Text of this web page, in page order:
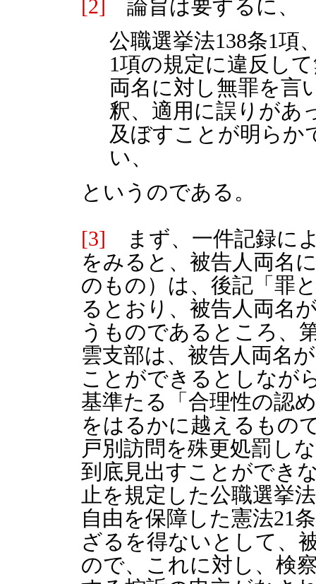
[2] 論旨は要するに、
公職選挙法138条1項
1項の規定に違反し
両名に対し無罪を言
釈、適用に誤りがあ
及ぼすことが明らか
い、
というのである。
[3] まず、一件記録に
をみると、被告人両名
のもの）は、後記「罪
るとおり、被告人両名
うものであるところ、
雲支部は、被告人両名
ことができるとしなが
基準たる「合理性の認
をはるかに越えるもの
戸別訪問を殊更処罰し
到底見出すことができ
止を規定した公職選挙
自由を保障した憲法21
ざるを得ないとして、
ので、これに対し、検